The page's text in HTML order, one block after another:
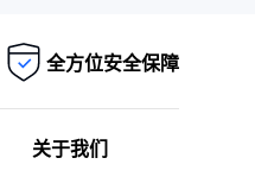
全方位安全保障
关于我们